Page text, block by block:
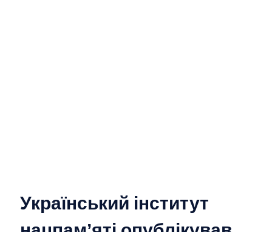
Український інститут